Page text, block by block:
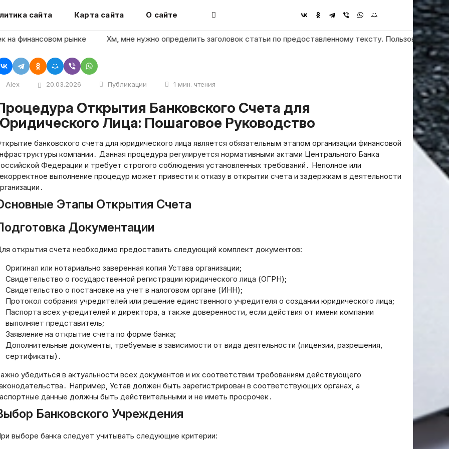
сайта Карта сайта О сайте
рынке Хм, мне нужно определить заголовок статьи по предоставленному тексту. Пользователь
Alex 20.03.2026 Публикации 1 мин. чтения
Счета для
Лица: Пошаговое Руководство
банковского счета для юридического лица является обязательным этапом организации финансовой
компании․ Данная процедура регулируется нормативными актами Центрального Банка
Федерации и требует строгого соблюдения установленных требований․ Неполное или
выполнение процедур может привести к отказу в открытии счета и задержкам в деятельности
Этапы Открытия Счета
Документации
открытия счета необходимо предоставить следующий комплект документов:
Оригинал или нотариально заверенная копия Устава организации;
Свидетельство о государственной регистрации юридического лица (ОГРН);
Свидетельство о постановке на учет в налоговом органе (ИНН);
Протокол собрания учредителей или решение единственного учредителя о создании юридического лица;
Паспорта всех учредителей и директора, а также доверенности, если действия от имени компании
выполняет представитель;
Заявление на открытие счета по форме банка;
Дополнительные документы, требуемые в зависимости от вида деятельности (лицензии, разрешения,
сертификаты)․
убедиться в актуальности всех документов и их соответствии требованиям действующего
Например, Устав должен быть зарегистрирован в соответствующих органах, а
данные должны быть действительными и не иметь просрочек․
Банковского Учреждения
выборе банка следует учитывать следующие критерии: